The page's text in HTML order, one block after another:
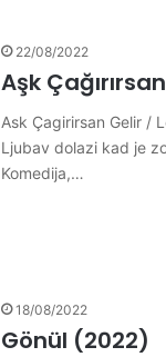
22/08/2022
Aşk
Ask Çagirirsan Gelir /
Ljubav dolazi kad je
Komedija,…
18/08/2022
Gönül (2022)